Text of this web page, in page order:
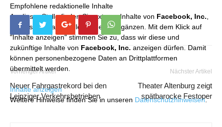
Empfohlene redaktionelle Inhalte
An dieser Stelle finden Sie externe Inhalte von Facebook, Inc.
die unser redaktionelles Angebot ergänzen. Mit dem Klick auf
"Inhalte anzeigen" stimmen Sie zu, dass wir diese und
zukünftige Inhalte von Facebook, Inc. anzeigen dürfen. Damit
können personenbezogene Daten an Drittplattformen
übermittelt werden.
Inhalte anzeigen
Weitere Hinweise finden Sie in unseren Datenschutzhinweisen.
Vorheriger Artikel
Neuer Fahrgastrekord bei den
Leipziger Verkehrsbetrieben
Nächster Artikel
Theater Altenburg zeigt
spätbarocke Festoper